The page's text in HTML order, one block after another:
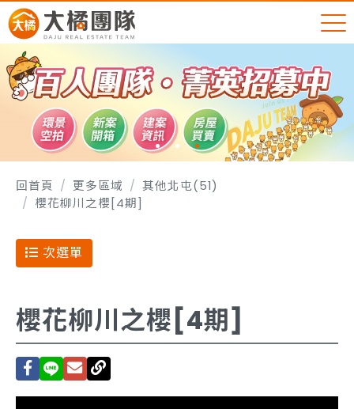
回首頁 更多區域
其他北屯(51)
櫻花柳川之櫻[4期]
次選單
櫻花柳川之櫻[4期]